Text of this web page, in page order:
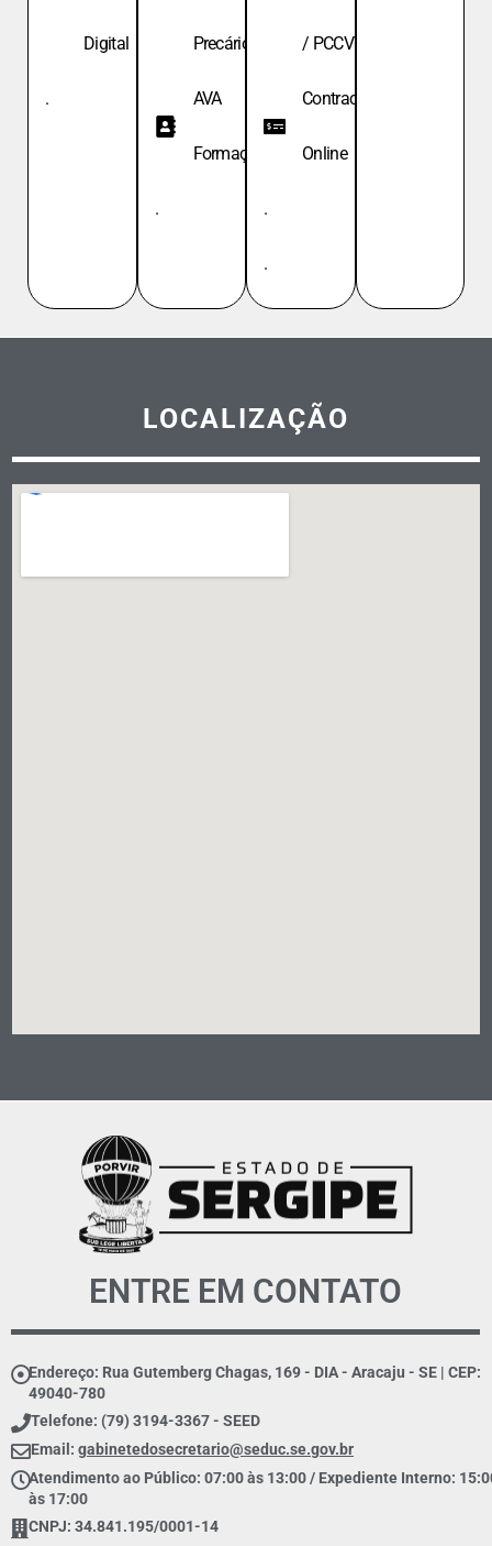
Digital
.
Precário
AVA
Formação
.
/ PCCV
Contracheque
Online
.
.
LOCALIZAÇÃO
ENTRE EM CONTATO
Endereço: Rua Gutemberg Chagas, 169 - DIA - Aracaju - SE | CEP:
49040-780
Telefone: (79) 3194-3367 - SEED
Email: gabinetedosecretario@seduc.se.gov.br
Atendimento ao Público: 07:00 às 13:00 / Expediente Interno:
às 17:00
CNPJ: 34.841.195/0001-14